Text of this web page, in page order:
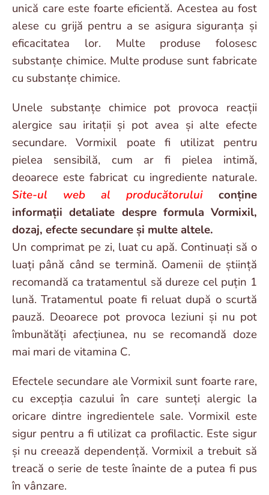
unică care este foarte eficientă. Acestea au fost
alese cu grijă pentru a se asigura siguranța și
eficacitatea lor. Multe produse folosesc
substanțe chimice. Multe produse sunt fabricate
cu substanțe chimice.
Unele substanțe chimice pot provoca reacții
alergice sau iritații și pot avea și alte efecte
secundare. Vormixil poate fi utilizat pentru
pielea sensibilă, cum ar fi pielea intimă,
deoarece este fabricat cu ingrediente naturale.
Site-ul web al producătorului conține
informații detaliate despre formula Vormixil,
dozaj, efecte secundare și multe altele.
Un comprimat pe zi, luat cu apă. Continuați să o
luați până când se termină. Oamenii de știință
recomandă ca tratamentul să dureze cel puțin 1
lună. Tratamentul poate fi reluat după o scurtă
pauză. Deoarece pot provoca leziuni și nu pot
îmbunătăți afecțiunea, nu se recomandă doze
mai mari de vitamina C.
Efectele secundare ale Vormixil sunt foarte rare,
cu excepția cazului în care sunteți alergic la
oricare dintre ingredientele sale. Vormixil este
sigur pentru a fi utilizat ca profilactic. Este sigur
și nu creează dependență. Vormixil a trebuit să
treacă o serie de teste înainte de a putea fi pus
în vânzare.